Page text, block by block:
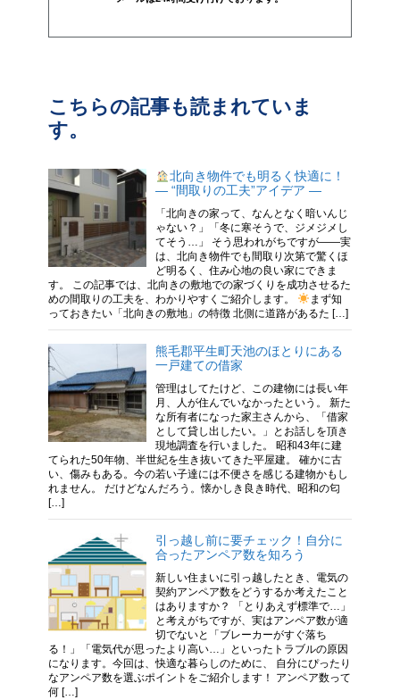
こちらの記事も読まれていま
す。
北向き物件でも明るく快適に！
― “間取りの工夫”アイデア ―
「北向きの家って、なんとなく暗いんじ
ゃない？」「冬に寒そうで、ジメジメし
てそう…」 そう思われがちですが――実
は、北向き物件でも間取り次第で驚くほ
ど明るく、住み心地の良い家にできま
す。 この記事では、北向きの敷地での家づくりを成功させるた
めの間取りの工夫を、わかりやすくご紹介します。
まず知
っておきたい「北向きの敷地」の特徴 北側に道路があるた […]
熊毛郡平生町天池のほとりにある
一戸建ての借家
管理はしてたけど、この建物には長い年
月、人が住んでいなかったという。 新た
な所有者になった家主さんから、「借家
として貸し出したい。」とお話しを頂き
現地調査を行いました。 昭和43年に建
てられた50年物、半世紀を生き抜いてきた平屋建。 確かに古
い、傷みもある。今の若い子達には不便さを感じる建物かもし
れません。 だけどなんだろう。懐かしき良き時代、昭和の匂
[…]
引っ越し前に要チェック！自分に
合ったアンペア数を知ろう
新しい住まいに引っ越したとき、電気の
契約アンペア数をどうするか考えたこと
はありますか？ 「とりあえず標準で…」
と考えがちですが、実はアンペア数が適
切でないと「ブレーカーがすぐ落ち
る！」「電気代が思ったより高い…」といったトラブルの原因
になります。今回は、快適な暮らしのために、 自分にぴったり
なアンペア数を選ぶポイントをご紹介します！ アンペア数って
何 […]